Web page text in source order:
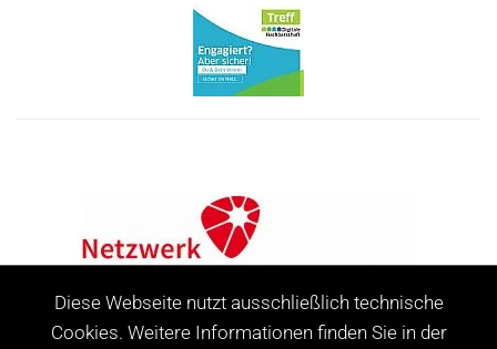
Diese Webseite nutzt ausschließlich technische
Cookies. Weitere Informationen finden Sie in der